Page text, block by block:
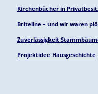
Kirchenbücher in
Briteline – und wir waren
Zuverlässigkeit
Projektidee Hausgeschichte